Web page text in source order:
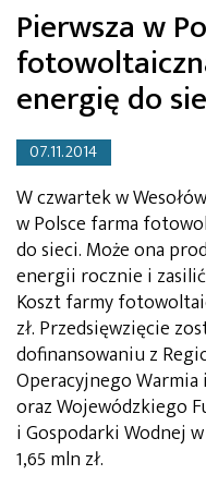
Pierwsza w
energię do
07.11.2014
W czwartek w
w Polsce farma
do sieci. Może ona
energii rocznie i
Koszt farmy
zł. Przedsięwzięcie
dofinansowaniu z
Operacyjnego Warmia
oraz Wojewódzkiego
i Gospodarki Wodnej
1,65 mln zł.